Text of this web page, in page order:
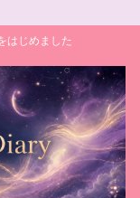
はじめました